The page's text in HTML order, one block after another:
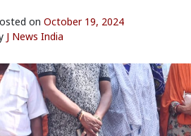
on October 19, 2024
J News India